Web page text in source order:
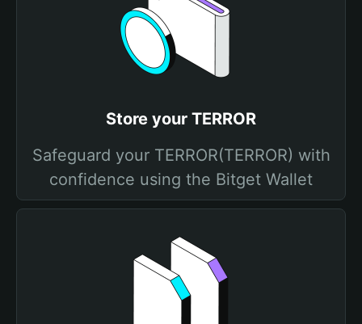
Store your TERROR
Safeguard your TERROR(TERROR) with
confidence using the Bitget Wallet